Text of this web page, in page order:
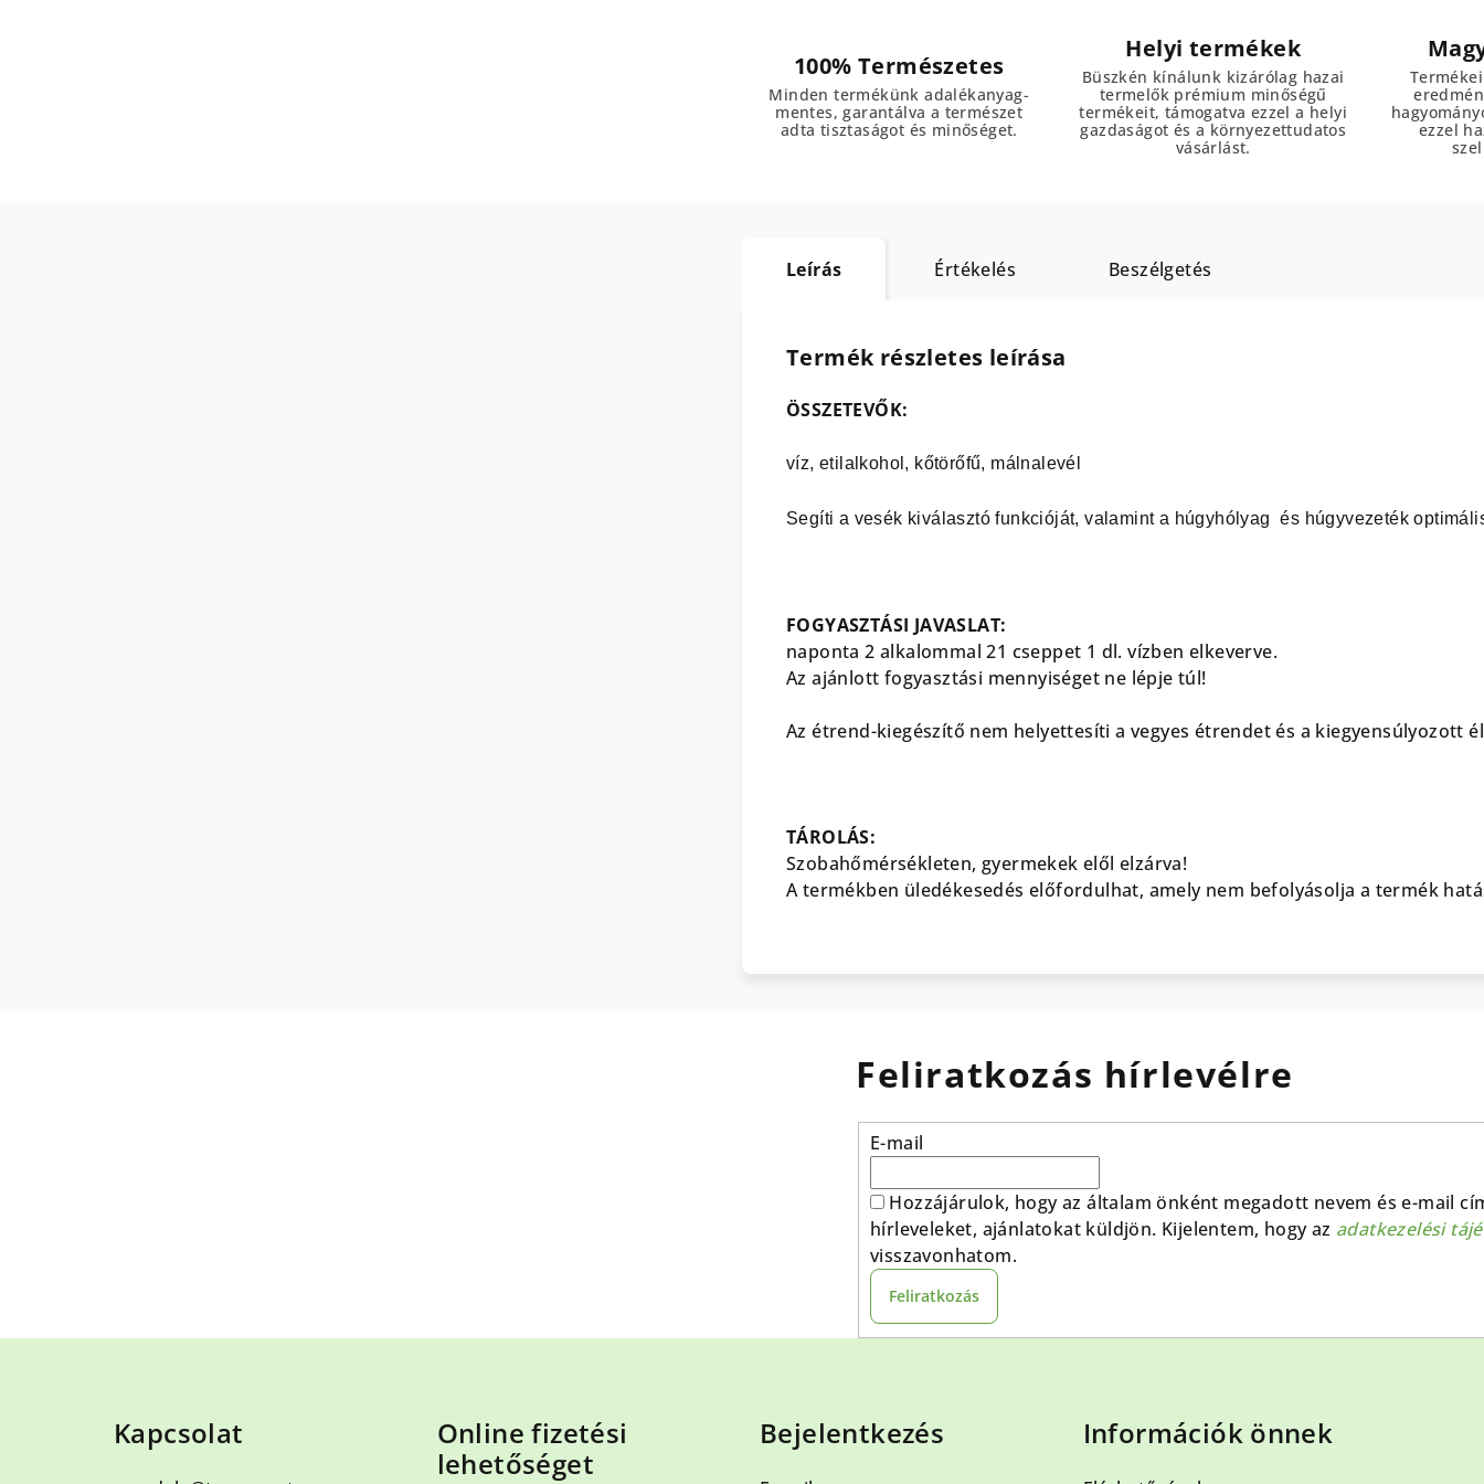
100% Természetes
Minden termékünk adalékanyag-
mentes, garantálva a természet
adta tisztaságot és minőséget.
Helyi termékek
Büszkén kínálunk kizárólag hazai
termelők prémium minőségű
termékeit, támogatva ezzel a helyi
gazdaságot és a környezettudatos
vásárlást.
ezzel
Leírás Értékelés Beszélgetés
Termék részletes leírása
ÖSSZETEVŐK:
víz, etilalkohol, kőtörőfű, málnalevél
Segíti a vesék kiválasztó funkcióját, valamint a húgyhólyag és húgyvezeték
FOGYASZTÁSI JAVASLAT:
naponta 2 alkalommal 21 cseppet 1 dl. vízben elkeverve.
Az ajánlott fogyasztási mennyiséget ne lépje túl!
Az étrend-kiegészítő nem helyettesíti a vegyes étrendet és a kiegyensúlyozott
TÁROLÁS:
Szobahőmérsékleten, gyermekek elől elzárva!
A termékben üledékesedés előfordulhat, amely nem befolyásolja a termék
Feliratkozás hírlevélre
E-mail
Hozzájárulok, hogy az általam önként megadott nevem és e-mail
hírleveleket, ajánlatokat küldjön. Kijelentem, hogy az adatkezelési
visszavonhatom.
Feliratkozás
Kapcsolat
Online fizetési
lehetőséget
Bejelentkezés Információk önnek